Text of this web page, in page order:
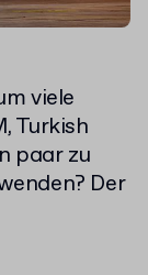
viele
Turkish
paar zu
Der